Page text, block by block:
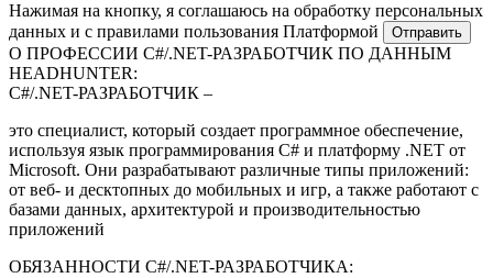
Нажимая на кнопку, я соглашаюсь на обработку персональных
данных и с правилами пользования Платформой
О ПРОФЕССИИ C#/.NET-РАЗРАБОТЧИК ПО ДАННЫМ
HEADHUNTER:
C#/.NET-РАЗРАБОТЧИК –
это специалист, который создает программное обеспечение,
используя язык программирования C# и платформу .NET от
Microsoft. Они разрабатывают различные типы приложений:
от веб- и десктопных до мобильных и игр, а также работают с
базами данных, архитектурой и производительностью
приложений
ОБЯЗАННОСТИ C#/.NET-РАЗРАБОТЧИКА: